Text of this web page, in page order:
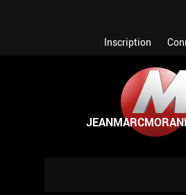
Inscription